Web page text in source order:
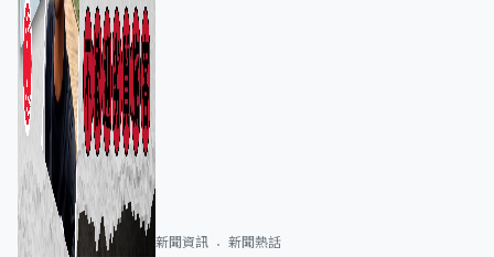
新聞資訊 新聞熱話